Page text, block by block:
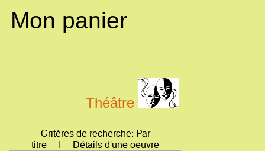
Mon panier
Théâtre
Critères de recherche: Par
titre | Détails d'une oeuvre